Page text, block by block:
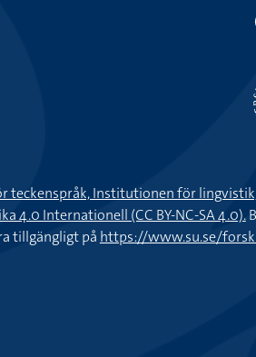
teckenspråk, Institutionen för
4.0 Internationell (CC BY-NC-SA 4.0).
tillgängligt på https://www.su.se/